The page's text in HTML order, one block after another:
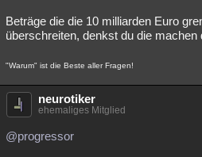
Beträge die die 10 milliarden Euro
überschreiten, denkst du die machen
"Warum" ist die Beste aller Fragen!
neurotiker
ehemaliges Mitglied
@progressor